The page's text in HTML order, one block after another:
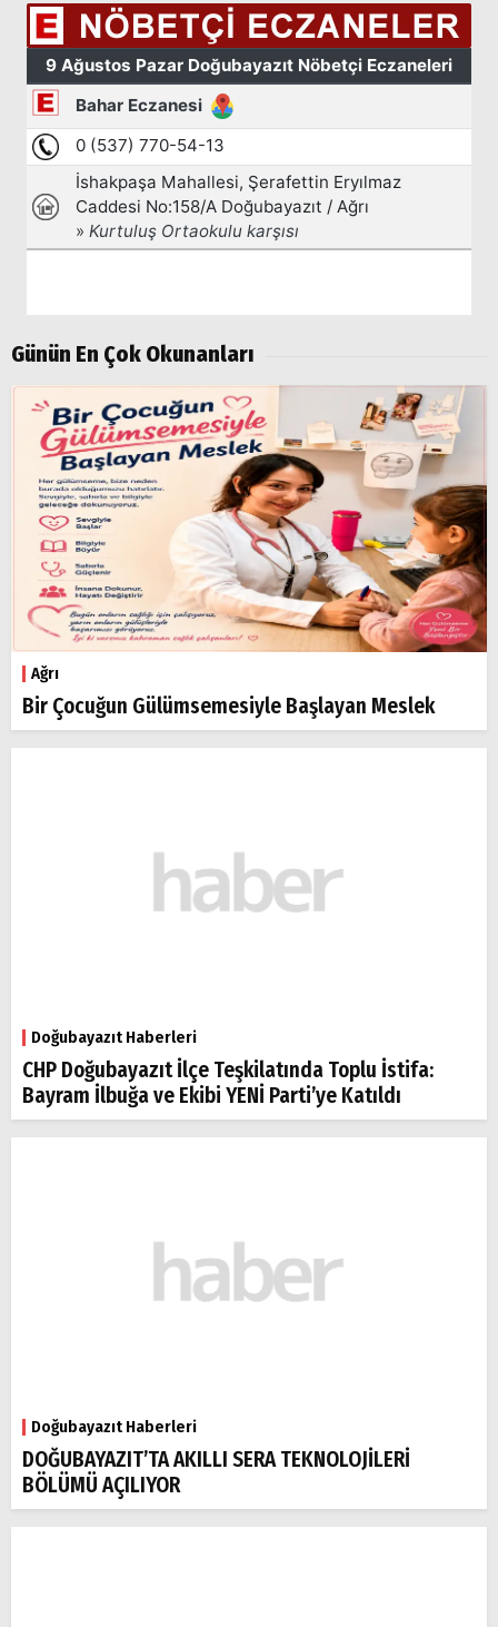
Günün En Çok Okunanları
Ağrı
Bir Çocuğun Gülümsemesiyle Başlayan Meslek
Doğubayazıt Haberleri
CHP Doğubayazıt İlçe Teşkilatında Toplu İstifa:
Bayram İlbuğa ve Ekibi YENİ Parti’ye Katıldı
Doğubayazıt Haberleri
DOĞUBAYAZIT’TA AKILLI SERA TEKNOLOJİLERİ
BÖLÜMÜ AÇILIYOR